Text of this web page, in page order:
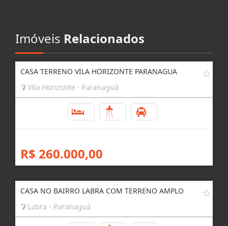
Imóveis Relacionados
CASA TERRENO VILA HORIZONTE PARANAGUA
Vila Horizonte - Paranaguá
R$ 260.000,00
CASA NO BAIRRO LABRA COM TERRENO AMPLO
Labra - Paranaguá